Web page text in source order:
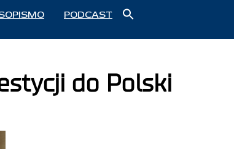
PODCAST
do Polski